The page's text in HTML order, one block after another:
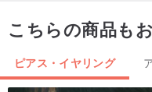
こちらの商品も
ピアス・イヤリング